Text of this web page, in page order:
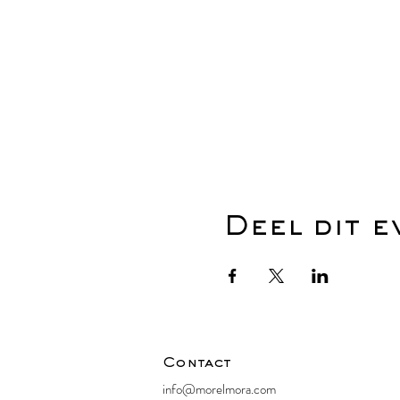
Deel dit
Contact
info@morelmora.com